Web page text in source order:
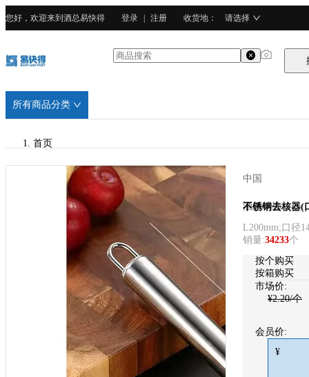
您好，欢迎来到酒总易快得 登录 注册 收货地 ： 请选择
所有商品分类
首页
酒总精选
410不锈钢
中国
酒总精选
不锈钢去核器(
L200mm;口径
销量:34233个
按个购买
按箱购买
市场价:
¥2.20/个
会员价:
¥